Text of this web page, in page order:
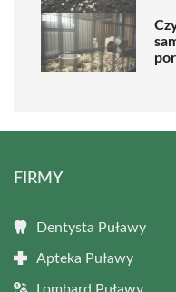
FIRMY
Dentysta Puławy
Apteka Puławy
Lombard Puławy